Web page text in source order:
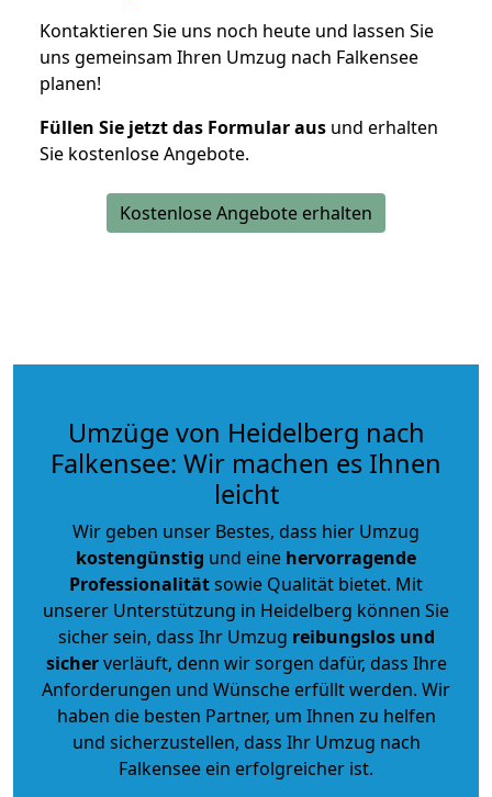
Kontaktieren Sie uns noch heute und lassen Sie
uns gemeinsam Ihren Umzug nach Falkensee
planen!
Füllen Sie jetzt das Formular aus und erhalten
Sie kostenlose Angebote.
Kostenlose Angebote erhalten
Umzüge von Heidelberg nach
Falkensee: Wir machen es Ihnen
leicht
Wir geben unser Bestes, dass hier Umzug
kostengünstig und eine hervorragende
Professionalitätsowie Qualität bietet. Mit
unserer Unterstützung in Heidelberg können Sie
sicher sein, dass Ihr Umzug reibungslos und
sicherverläuft, denn wir sorgen dafür, dass Ihre
Anforderungen und Wünsche erfüllt werden. Wir
haben die besten Partner, um Ihnen zu helfen
und sicherzustellen, dass Ihr Umzug nach
Falkensee ein erfolgreicher ist.